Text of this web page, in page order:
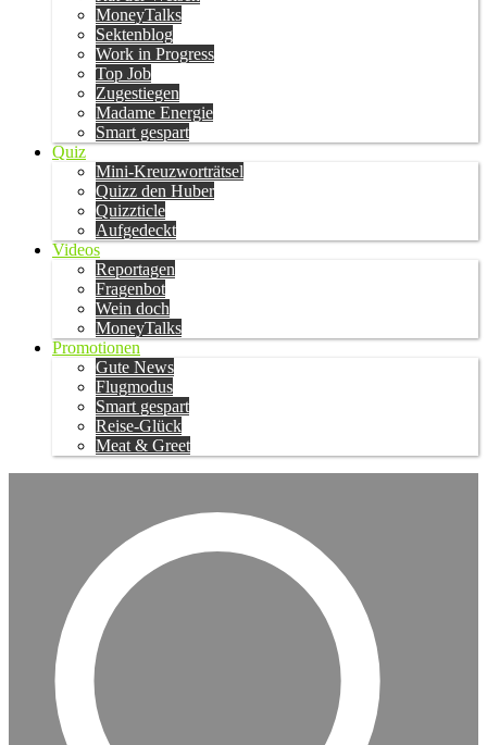
MoneyTalks
Sektenblog
Work in Progress
Top Job
Zugestiegen
Madame Energie
Smart gespart
Quiz
Mini-Kreuzworträtsel
Quizz den Huber
Quizzticle
Aufgedeckt
Videos
Reportagen
Fragenbot
Wein doch
MoneyTalks
Promotionen
Gute News
Flugmodus
Smart gespart
Reise-Glück
Meat & Greet